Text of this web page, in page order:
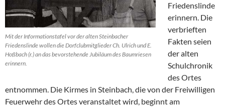
Mit der Informationstafel vor der alten Steinbacher
Friedenslinde wollen die Dorfclubmitglieder Ch. Ulrich und E.
Hoßbach (r.) an das bevorstehende Jubiläum des Baumriesen
erinnern.
Friedenslinde
erinnern. Die
verbrieften
Fakten seien
der alten
Schulchronik
des Ortes
entnommen. Die Kirmes in Steinbach, die von der Freiwilligen
Feuerwehr des Ortes veranstaltet wird, beginnt am